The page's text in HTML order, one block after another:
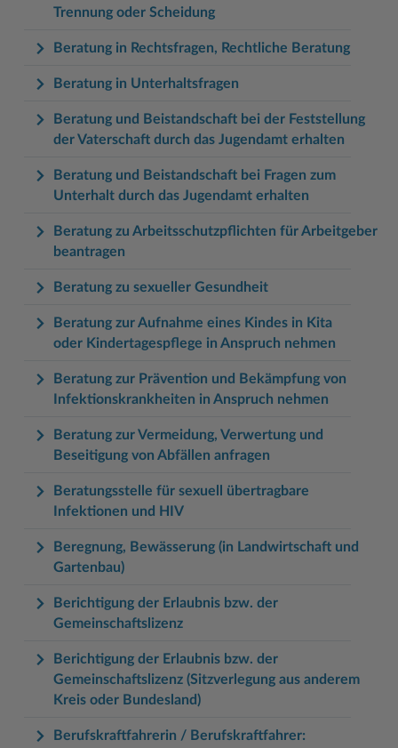
Trennung oder Scheidung
Beratung in Rechtsfragen, Rechtliche Beratung
Beratung in Unterhaltsfragen
Beratung und Beistandschaft bei der Feststellung
der Vaterschaft durch das Jugendamt erhalten
Beratung und Beistandschaft bei Fragen zum
Unterhalt durch das Jugendamt erhalten
Beratung zu Arbeitsschutzpflichten für Arbeitgeber
beantragen
Beratung zu sexueller Gesundheit
Beratung zur Aufnahme eines Kindes in Kita
oder Kindertagespflege in Anspruch nehmen
Beratung zur Prävention und Bekämpfung von
Infektionskrankheiten in Anspruch nehmen
Beratung zur Vermeidung, Verwertung und
Beseitigung von Abfällen anfragen
Beratungsstelle für sexuell übertragbare
Infektionen und HIV
Beregnung, Bewässerung (in Landwirtschaft und
Gartenbau)
Berichtigung der Erlaubnis bzw. der
Gemeinschaftslizenz
Berichtigung der Erlaubnis bzw. der
Gemeinschaftslizenz (Sitzverlegung aus anderem
Kreis oder Bundesland)
Berufskraftfahrerin / Berufskraftfahrer: